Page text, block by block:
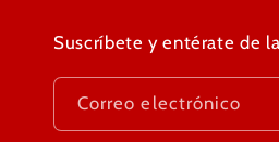
Suscríbete y entérate de
Correo electrónico